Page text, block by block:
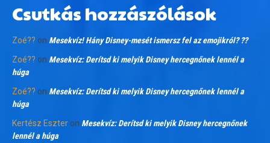
Csutkás hozzászólások
Zoé?? on Mesekvíz! Hány Disney-mesét ismersz fel az emojikról? ??
Zoé?? on Mesekvíz: Derítsd ki melyik Disney hercegnőnek lennél a
húga
Zoé?? on Mesekvíz: Derítsd ki melyik Disney hercegnőnek lennél a
húga
Kertész Eszter on Mesekvíz: Derítsd ki melyik Disney hercegnőnek
lennél a húga